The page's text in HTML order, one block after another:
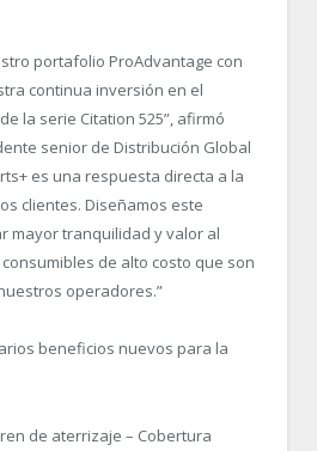
portafolio ProAdvantage con
continua inversión en el
la serie Citation 525”, afirmó
senior de Distribución Global
es una respuesta directa a la
clientes. Diseñamos este
mayor tranquilidad y valor al
de alto costo que son
operadores.”
beneficios nuevos para la
de aterrizaje – Cobertura